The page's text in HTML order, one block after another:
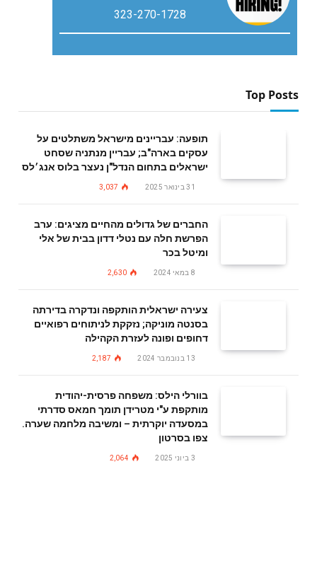
323-270-1728
Top Posts
תופעה: עבריינים מישראל משתלטים על
עסקים בארה"ב; עבריין מנתניה שסחט
ישראלים בתחום הנדל"ן נעצר בלוס אנג׳לס
31 בינואר 2025 3,037
החברים של גדולים מהחיים מציגים: ערב
הפרשת חלה עם נטלי דדון בבית של אלי
ומיטל בכר
8 במאי 2024 2,630
צעירה ישראלית הותקפה ונדקרה בדירתה
בסנטה מוניקה; נזקקת לניתוחים רפואיים
דחופים ופונה לעזרת הקהילה
13 בנובמבר 2024 2,187
בוורלי הילס: משפחה פרסית-יהודית
מותקפת ע"י מטרידן תומך חמאס סדרתי
במסעדה יוקרתית – ומשיבה מלחמה שערה.
צפו בסרטון
3 ביוני 2025 2,064